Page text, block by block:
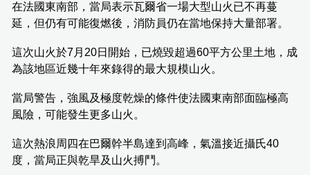
在法國東南部，當局表示瓦爾省一場大型山火已不再蔓
延，但仍有可能復燃後，消防員仍在當地保持大量部署。
這次山火於7月20日開始，已燒毀超過60平方公里土地，成
為該地區近幾十年來錄得的最大規模山火。
當局警告，強風及極度乾燥的條件使法國東南部面臨極高
風險，可能發生更多山火。
這次熱浪周四在巴爾幹半島達到高峰，氣溫接近攝氏40
度，當局正與乾旱及山火搏鬥。